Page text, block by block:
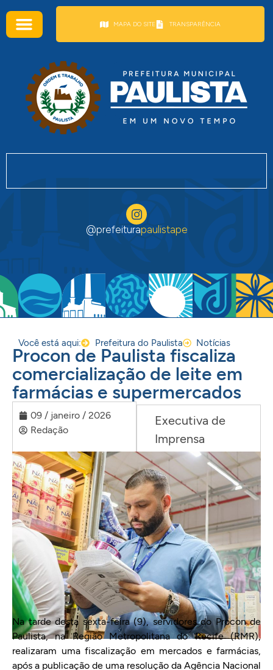
MAPA DO SITE TRANSPARÊNCIA
@prefeiturapaulistape
Você está aqui: Prefeitura do Paulista Notícias
Procon de Paulista fiscaliza
comercialização de leite em
farmácias e supermercados
09 / janeiro / 2026
Redação
Executiva de
Imprensa
Na tarde desta sexta-feira (9), servidores do Procon de
Paulista, na Região Metropolitana do Recife (RMR),
realizaram uma fiscalização em mercados e farmácias,
após a publicação de uma resolução da Agência Nacional